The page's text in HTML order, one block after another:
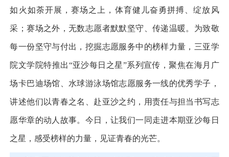
如火如荼开展，赛场之上，体育健儿奋勇拼搏、绽放风
采；赛场之外，无数志愿者默默坚守、传递温暖。为致敬
每一份坚守与付出，挖掘志愿服务中的榜样力量，三亚学
院文学院特推出“亚沙每日之星”系列宣传，聚焦在海月广
场卡巴迪场馆、水球游泳场馆志愿服务一线的优秀学子，
讲述他们以青春之名、赴亚沙之约，用责任与担当书写志
愿华章的动人故事。今日，让我们一同走进本期亚沙每日
之星，感受榜样的力量，见证青春的光芒。